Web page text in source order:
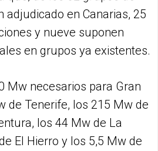
adjudicado en Canarias, 25
y nueve suponen
en grupos ya existentes.
Mw necesarios para Gran
de Tenerife, los 215 Mw de
los 44 Mw de La
El Hierro y los 5,5 Mw de